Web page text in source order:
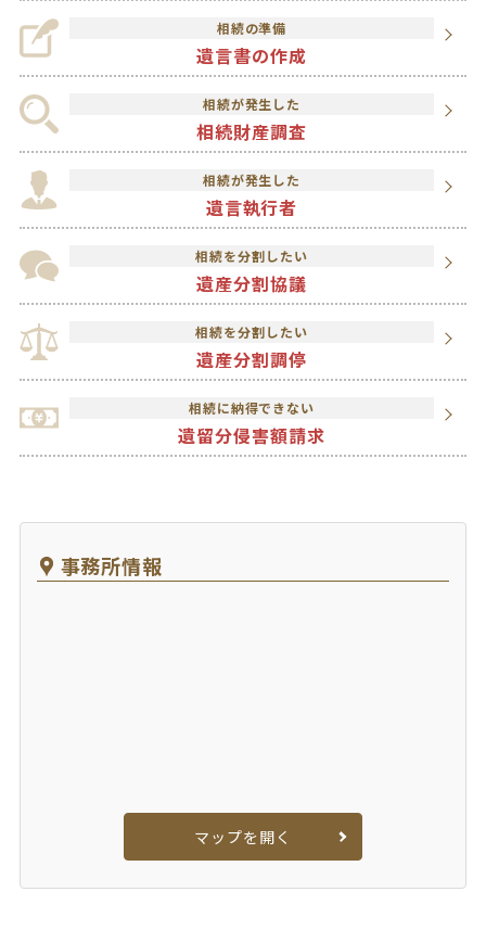
相続の準備
遺言書の作成
相続が発生した
相続財産調査
相続が発生した
遺言執行者
相続を分割したい
遺産分割協議
相続を分割したい
遺産分割調停
相続に納得できない
遺留分侵害額請求
事務所情報
マップを開く